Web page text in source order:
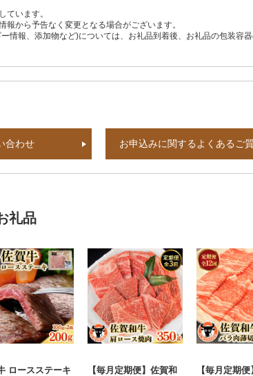
ています。
から予告なく変更となる場合がございます。
情報、添加物など)については、お礼品到着後、お礼品の包装容
合わせ お申込みに関するよくあるご
礼品
ロースステーキ
【毎月定期便】佐賀和
【毎月定期